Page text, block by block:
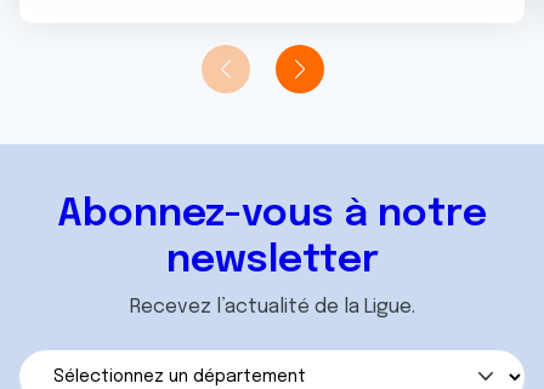
avec d'autres informations que vous leur avez fournies
ou qu'ils ont collectées lors de votre utilisation de leurs
Abonnez-vous à notre
newsletter
Recevez l’actualité de la Ligue.